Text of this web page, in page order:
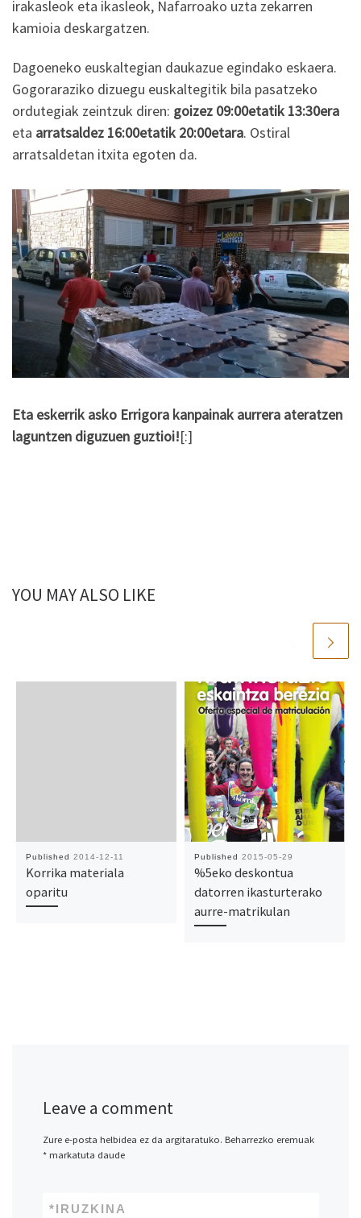
irakasleok eta ikasleok, Nafarroako uzta zekarren
kamioia deskargatzen.
Dagoeneko euskaltegian daukazue egindako eskaera.
Gogoraraziko dizuegu euskaltegitik bila pasatzeko
ordutegiak zeintzuk diren: goizez 09:00etatik 13:30era
eta arratsaldez 16:00etatik 20:00etara. Ostiral
arratsaldetan itxita egoten da.
Eta eskerrik asko Errigora kanpainak aurrera ateratzen
laguntzen diguzuen guztioi![:]
YOU MAY ALSO LIKE
Published 2014-12-11
Korrika materiala
oparitu
Published 2015-05-29
%5eko deskontua
datorren ikasturterako
aurre-matrikulan
Leave a comment
Zure e-posta helbidea ez da argitaratuko. Beharrezko eremuak
*markatuta daude
IRUZKINA
*